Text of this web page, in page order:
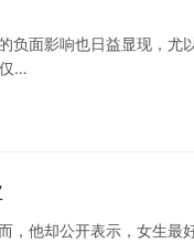
负面影响也日益显现，尤
…
他却公开表示，女生最